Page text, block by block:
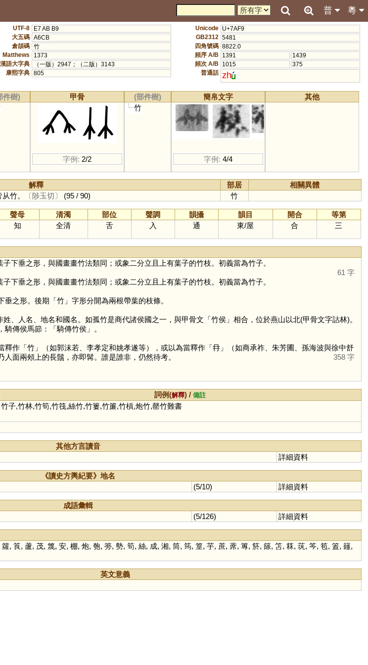
粵
普
UTF-8
E7 AB B9
大五碼 A6CB
倉頡碼 竹
Matthews
1373
漢語大字典
（一版）2947；（二版）3143
康熙字典 805
Unicode U+7AF9
GB2312 5481
四角號碼 8822.0
頻序 A/B
1391
1439
頻次 A/B
1015
375
普通話 zh
件樹)
甲骨
字例: 2/2
(部件樹)
竹
簡帛文字
字例: 4/4
其他
解釋 部居
相關異體
竹。 〔陟玉切〕 (95 / 90) 竹
聲母 清濁 部位 聲調 韻攝 韻目 開合
等第
知
全清 舌 入 通 東/屋 合 三
下垂之形，與國畫畫竹法類同；或象二分立且上有葉子的竹枝。初義當為竹子。
61 字
下垂之形，與國畫畫竹法類同；或象二分立且上有葉子的竹枝。初義當為竹子。
垂之形。後期「竹」字形分開為兩根帶葉的枝條。
人名、地名和國名。如孤竹是商代諸侯國之一，與甲骨文「竹侯」相合，位於燕山以北(甲骨文字詁林)。
傳侯馬節：「騎傳竹侯」。
釋作「竹」（如郭沫若、李孝定和姚孝遂等），或以為當釋作「冄」（如商承祚、朱芳圃、孫海波與徐中舒
面兩頰上的長鬚，亦即髯。誰是誰非，仍然待考。
358 字
詞例(解釋) /備註
竹子,竹林,竹筍,竹筏,絲竹,竹簍,竹簾,竹槓,炮竹,罄竹難書
其他方言讀音
詳細資料
《讀史方輿紀要》地名
(5/10) 詳細資料
成語彙輯
(5/126) 詳細資料
籮, 筤, 蘆, 茂, 篾, 安, 棚, 炮, 匏, 篣, 勢, 筍, 絲, 成, 湘, 筒, 筠, 篁, 芋, 蔗, 蓆, 篿, 箊, 篨, 笘, 箖, 茿, 笒, 笣, 篕, 籦,
英文意義